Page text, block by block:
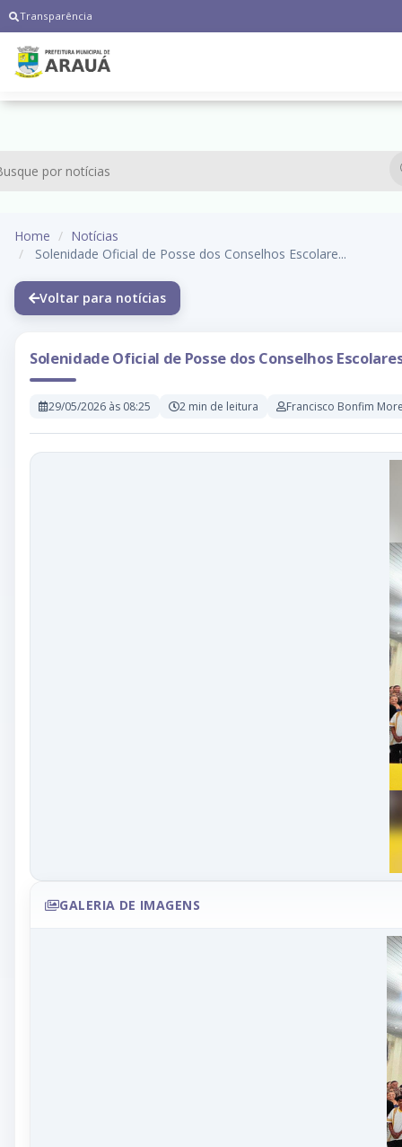
Transparência
Home
Notícias
Solenidade Oficial de Posse dos Conselhos Escolare...
Voltar para notícias
Solenidade Oficial de Posse dos Conselhos
29/05/2026 às 08:25 2 min de leitura Francisco Bonfim
GALERIA DE IMAGENS